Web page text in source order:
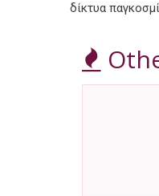
δίκτυα